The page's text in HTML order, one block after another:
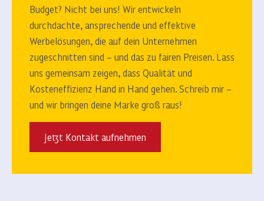
Budget? Nicht bei uns! Wir entwickeln
durchdachte, ansprechende und effektive
Werbelösungen, die auf dein Unternehmen
zugeschnitten sind – und das zu fairen Preisen. Lass
uns gemeinsam zeigen, dass Qualität und
Kosteneffizienz Hand in Hand gehen.Schreib mir –
und wir bringen deine Marke groß raus!
Jetzt Kontakt aufnehmen